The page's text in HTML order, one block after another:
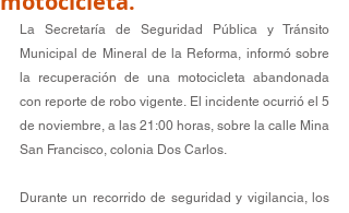
La Secretaría de Seguridad Pública y Tránsito
Municipal de Mineral de la Reforma, informó sobre
la recuperación de una motocicleta abandonada
con reporte de robo vigente. El incidente ocurrió el 5
de noviembre, a las 21:00 horas, sobre la calle Mina
San Francisco, colonia Dos Carlos.
Durante un recorrido de seguridad y vigilancia, los